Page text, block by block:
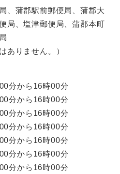
、蒲郡駅前郵便局、蒲郡大
局、塩津郵便局、蒲郡本町
ありません。）
分から16時00分
分から16時00分
分から16時00分
分から16時00分
分から16時00分
分から16時00分
分から16時00分